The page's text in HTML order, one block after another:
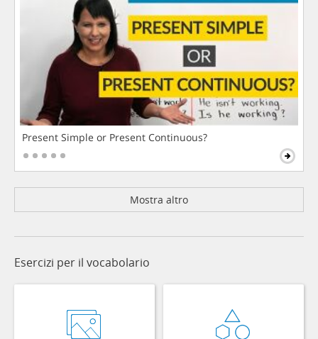
Present Simple or Present Continuous?
Mostra altro
Esercizi per il vocabolario